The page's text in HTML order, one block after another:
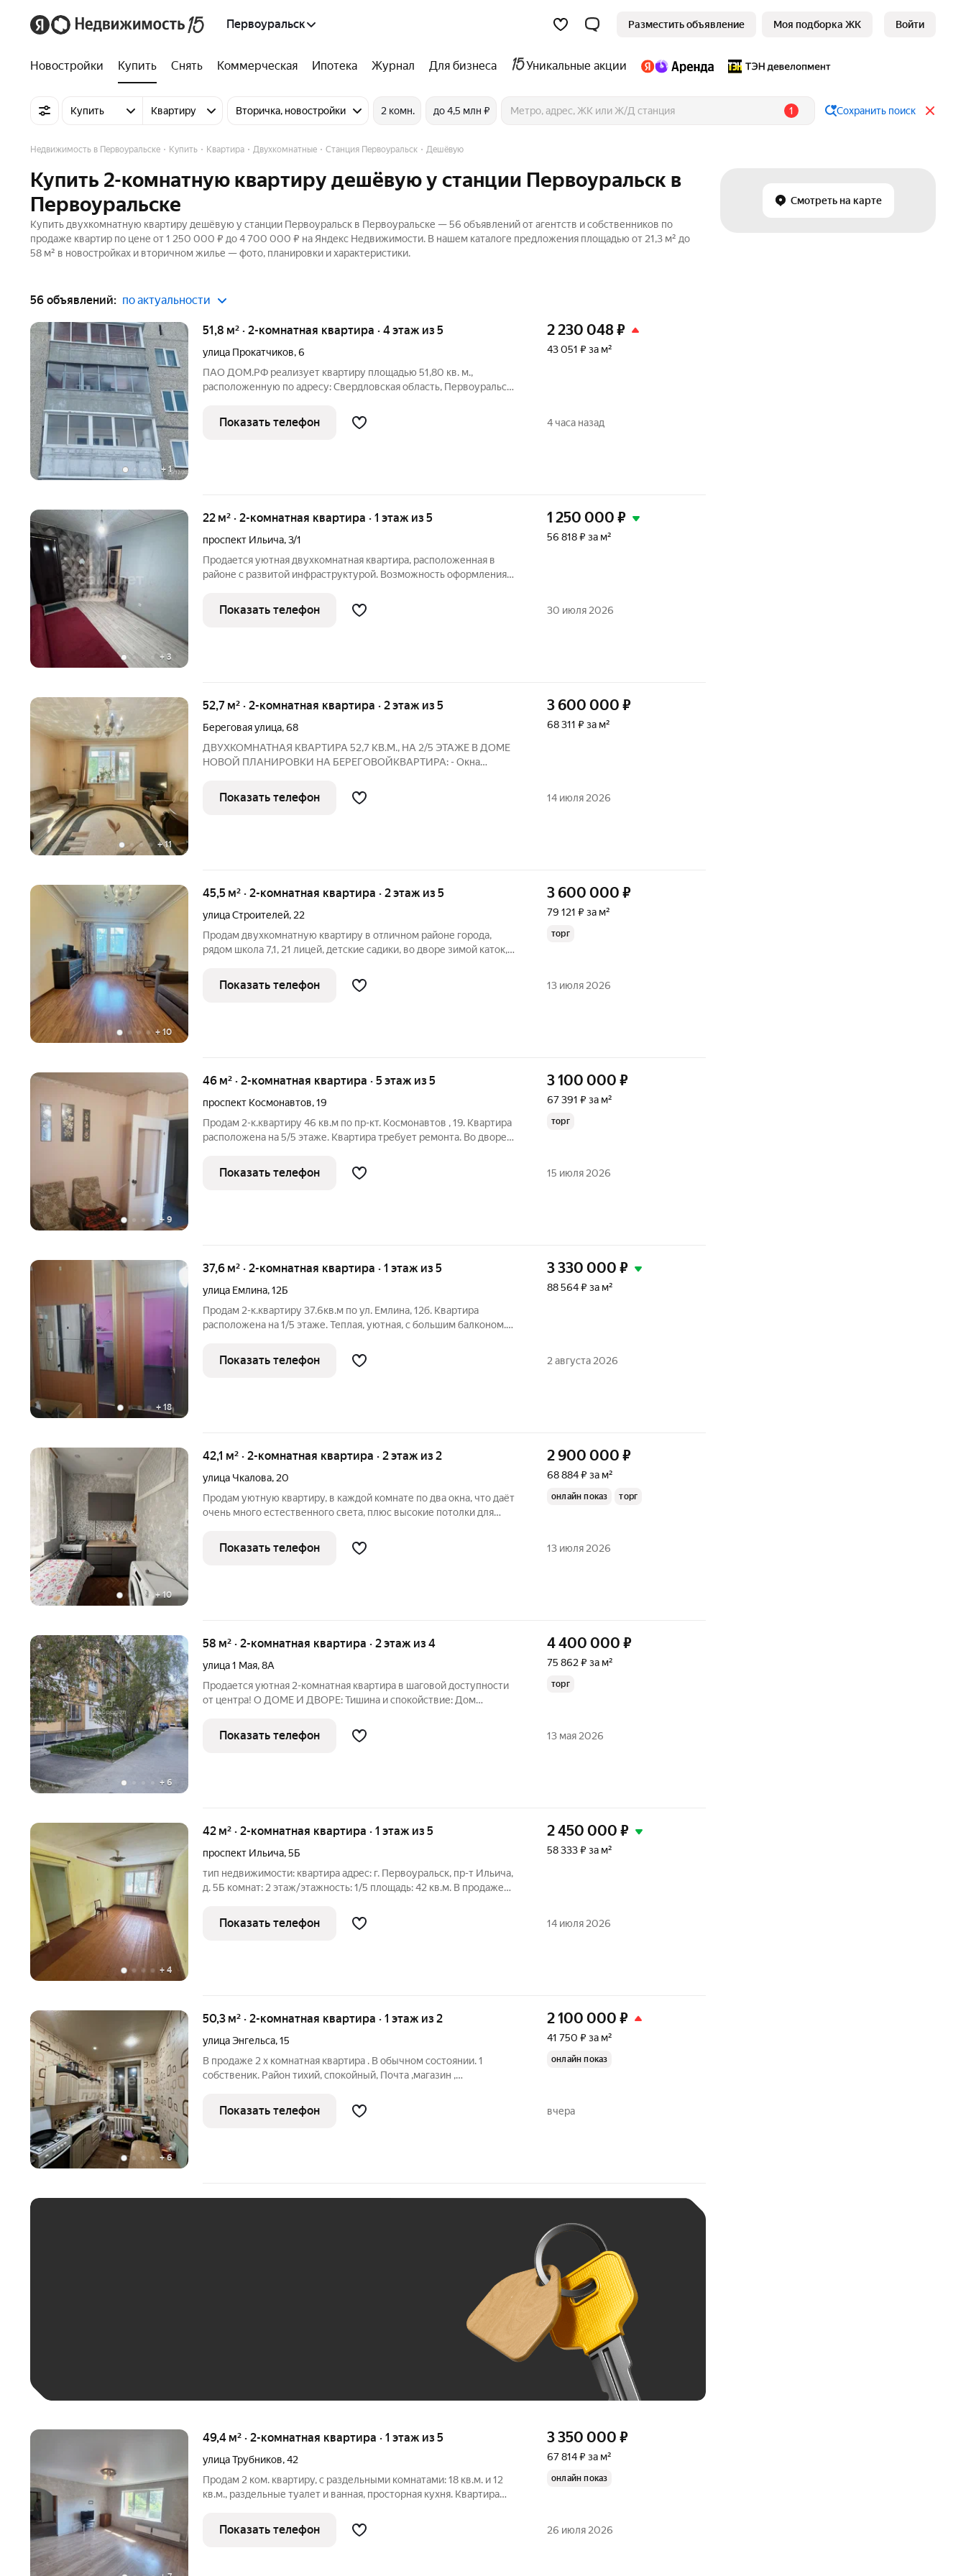
Первоуральск Разместить объявление Моя подборка ЖК Войти
Новостройки Купить Снять Коммерческая Ипотека Журнал Для бизнеса Уникальные акции
Купить Квартиру Вторичка, новостройки 2 комн. до 4,5 млн ₽ 1 Сохранить поиск
Смотреть на карте
Недвижимость в Первоуральске Купить Квартира Двухкомнатные Станция Первоуральск Дешёвую
Купить 2-комнатную квартиру дешёвую у станции Первоуральск в
Первоуральске
Купить двухкомнатную квартиру дешёвую у станции Первоуральск в Первоуральске — 56 объявлений от агентств и собственников по
продаже квартир по цене от 1 250 000 ₽ до 4 700 000 ₽ на Яндекс Недвижимости. В нашем каталоге предложения площадью от 21,3 м² до
58 м² в новостройках и вторичном жилье — фото, планировки и характеристики.
56 объявлений: по актуальности
+1
51,8 м² · 2-комнатная квартира · 4 этаж из 5
улица Прокатчиков,6
ПАО ДОМ.РФ реализует квартиру площадью 51,80 кв. м.,
расположенную по адресу: Свердловская область, Первоуральск
(юридическое лицо). Кадастровый номер объекта недвижимости:
66:58:0118006:3038
2 230 048₽
43 051 ₽ за м²
Показать телефон 4 часа назад
+ 3
22 м² · 2-комнатная квартира · 1 этаж из 5
проспект Ильича,3/1
Продается уютная двухкомнатная квартира, расположенная в
районе с развитой инфраструктурой. Возможность оформления
Особенности квартиры:Две изолированные комнаты
Собственный душ и туалет
1 250 000 ₽
56 818 ₽ за м²
Показать телефон 30 июля 2026
+11
52,7 м² · 2-комнатная квартира · 2 этаж из 5
Береговая улица,68
ДВУХКОМНАТНАЯ КВАРТИРА 52,7 КВ.М., НА 2/5 ЭТАЖЕ В ДОМЕ
НОВОЙ ПЛАНИРОВКИ НА БЕРЕГОВОЙКВАРТИРА: - Окна
всегда много естественного света, особенно в гостиной и кухне -
Удобная планировка
3 600 000 ₽
68 311 ₽ за м²
Показать телефон 14 июля 2026
+ 10
45,5 м² · 2-комнатная квартира · 2 этаж из 5
улица Строителей, 22
Продам двухкомнатную квартиру в отличном районе города,
рядом школа 7,1, 21 лицей, детские садики, во дворе зимой каток,
комфортном втором этаже, что в наше время редкость, комнаты
3 600 000 ₽
79 121 ₽ за м²
торг
Показать телефон 13 июля 2026
+ 9
46 м² · 2-комнатная квартира · 5 этаж из 5
проспект Космонавтов,19
Продам 2-к.квартиру 46 кв.м по пр-кт. Космонавтов , 19. Квартира
расположена на 5/5 этаже. Квартира требует ремонта. Во дворе
инфраструктура в шаговой доступности: 4 д/сада(8,9,13,28), 2
школы
3 100 000 ₽
67 391 ₽ за м²
торг
Показать телефон 15 июля 2026
+ 18
37,6 м² · 2-комнатная квартира · 1 этаж из 5
улица Емлина,12Б
Продам 2-к.квартиру 37.6кв.м по ул. Емлина, 12б. Квартира
расположена на 1/5 этаже. Теплая, уютная, с большим балконом.
хороший ремонт, заменены радиаторы отопления, окна, двери.
Сделана
3 330 000 ₽
88 564 ₽ за м²
Показать телефон 2 августа 2026
+10
42,1 м² · 2-комнатная квартира · 2 этаж из 2
улица Чкалова, 20
Продам уютную квартиру, в каждой комнате по два окна, что даёт
очень много естественного света, плюс высокие потолки для
косметический ремонт, провели ревизию всех систем: поменяны
трубы водоснабжения,
2 900 000 ₽
68 884 ₽ за м²
онлайн показ торг
Показать телефон 13 июля 2026
+ 6
58 м² · 2-комнатная квартира · 2 этаж из 4
улица 1 Мая,8А
Продается уютная 2-комнатная квартира в шаговой доступности
от центра! О ДОМЕ И ДВОРЕ: Тишина и спокойствие: Дом
и чистый воздух. Удобство: Много парковочных мест для вашего
автомобиля.
4 400 000 ₽
75 862 ₽ за м²
торг
Показать телефон 13 мая 2026
+ 4
42 м² · 2-комнатная квартира · 1 этаж из 5
проспект Ильича,5Б
тип недвижимости: квартира адрес: г. Первоуральск, пр-т Ильича,
д. 5Б комнат: 2 этаж/этажность: 1/5 площадь: 42 кв.м. В продаже
комнатами на две стороны, очень высокий первый этаж. Квартира
2 450 000 ₽
58 333 ₽ за м²
Показать телефон 14 июля 2026
+6
50,3 м² · 2-комнатная квартира · 1 этаж из 2
улица Энгельса,15
В продаже 2 х комнатная квартира . В обычном состоянии. 1
собственик. Район тихий, спокойный, Почта ,магазин ,
транспорта В квартире имеется большой подпол. Возможен
обмен на 1 ком квартиру
2 100 000 ₽
41 750 ₽ за м²
онлайн показ
Показать телефон вчера
49,4 м² · 2-комнатная квартира · 1 этаж из 5
улица Трубников,42
Продам 2 ком. квартиру, с раздельными комнатами: 18 кв.м. и 12
кв.м., раздельные туалет и ванная, просторная кухня. Квартира
сделан косметический ремонт. Оставляем кухонный гарнитур.
3 350 000 ₽
67 814 ₽ за м²
онлайн показ
Показать телефон 26 июля 2026